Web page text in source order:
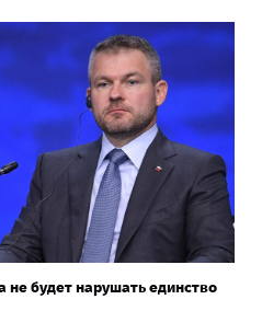
не будет нарушать единство